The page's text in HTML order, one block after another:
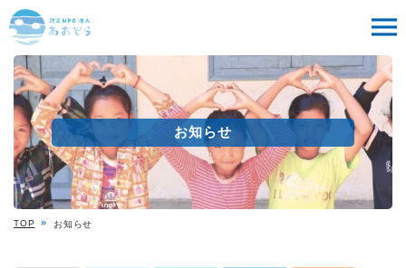
お知らせ
TOP お知らせ